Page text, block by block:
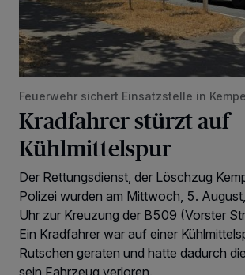
Feuerwehr sichert Einsatzstelle in
Kradfahrer stürzt auf
Kühlmittelspur
Der Rettungsdienst, der Löschzug
Polizei wurden am Mittwoch, 5.
Uhr zur Kreuzung der B509 (Vorster
Ein Kradfahrer war auf einer
Rutschen geraten und hatte dadurch
sein Fahrzeug verloren.